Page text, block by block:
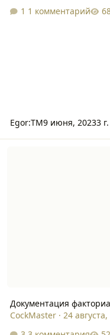
1 комментарий
Egor:TM9 июня, 20233 г.
Документация
CockMaster· 24